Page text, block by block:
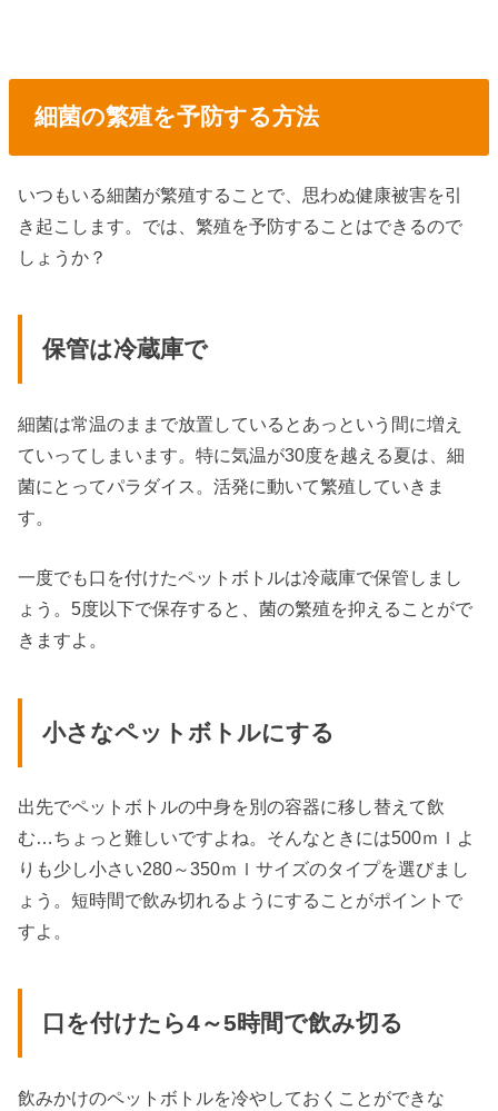
細菌の繁殖を予防する方法
いつもいる細菌が繁殖することで、思わぬ健康被害を引
き起こします。では、繁殖を予防することはできるので
しょうか？
保管は冷蔵庫で
細菌は常温のままで放置しているとあっという間に増え
ていってしまいます。特に気温が30度を越える夏は、細
菌にとってパラダイス。活発に動いて繁殖していきま
す。
一度でも口を付けたペットボトルは冷蔵庫で保管しまし
ょう。5度以下で保存すると、菌の繁殖を抑えることがで
きますよ。
小さなペットボトルにする
出先でペットボトルの中身を別の容器に移し替えて飲
む…ちょっと難しいですよね。そんなときには500ｍｌよ
りも少し小さい280～350ｍｌサイズのタイプを選びまし
ょう。短時間で飲み切れるようにすることがポイントで
すよ。
口を付けたら4～5時間で飲み切る
飲みかけのペットボトルを冷やしておくことができな